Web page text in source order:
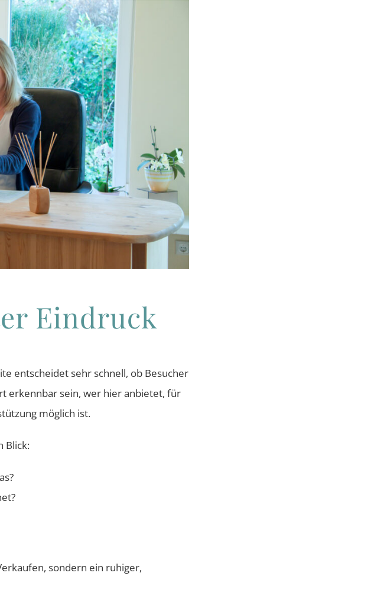
Eindruck
entscheidet sehr schnell, ob Besucher
erkennbar sein, wer hier anbietet, für
möglich ist.
Blick:
sondern ein ruhiger,